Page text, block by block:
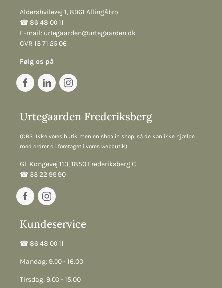
Aldershvilevej 1, 8961 Allingåbro
☎︎ 86 48 00 11
E-mail: urtegaarden@urtegaarden.dk
CVR 13 71 25 06
Følg os på
Urtegaarden Frederiksberg
(OBS: Ikke vores butik men en shop in shop, så de kan ikke hjælpe
med ordrer o.l. foretaget i vores webbutik)
Gl. Kongevej 113, 1850 Frederiksberg C
☎︎ 33 22 99 90
Kundeservice
☎︎ 86 48 00 11
Mandag: 9.00 - 16.00
Tirsdag: 9.00 - 15.00